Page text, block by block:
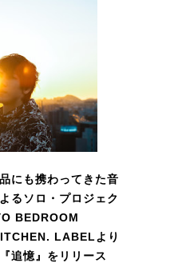
にも携わってきた音
るソロ・プロジェク
BEDROOM
LABELより
追憶』をリリース